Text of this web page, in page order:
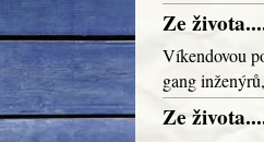
Ze
Víkendovou
gang
Ze